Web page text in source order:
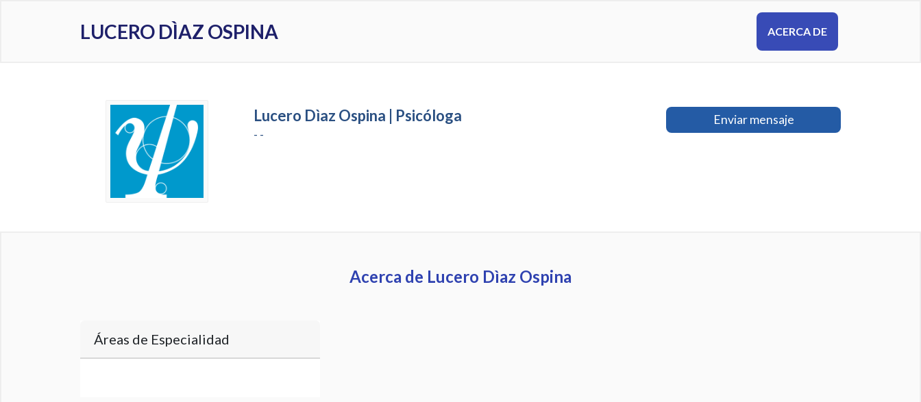
LUCERO DÌAZ OSPINA ACERCA DE
Lucero Dìaz Ospina | Psicóloga
- -
Enviar mensaje
Acerca de Lucero Dìaz Ospina
Áreas de Especialidad